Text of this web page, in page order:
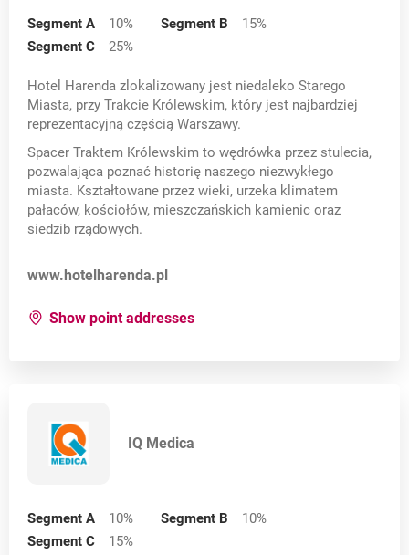
Segment A 10% Segment B 15%
Segment C
25%
Hotel Harenda zlokalizowany jest niedaleko Starego
Miasta, przy Trakcie Królewskim, który jest najbardziej
reprezentacyjną częścią Warszawy.
Spacer Traktem Królewskim to wędrówka przez stulecia,
pozwalająca poznać historię naszego niezwykłego
miasta. Kształtowane przez wieki, urzeka klimatem
pałaców, kościołów, mieszczańskich kamienic oraz
siedzib rządowych.
Opens in a new card
www.hotelharenda.pl
Show point addressesfor:
IQ Medica
Segment A 10% Segment B 10%
Segment C
15%